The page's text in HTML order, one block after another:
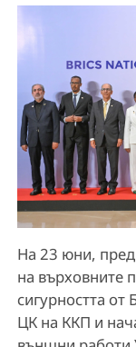
На 23 юни,
на върховните
сигурността
ЦК на ККП и